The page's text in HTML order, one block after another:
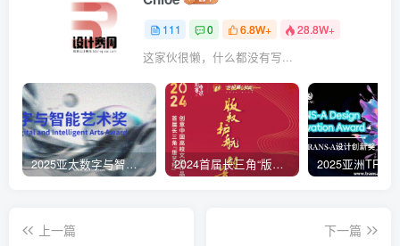
111 0 6.8W+ 28.8W+
这家伙很懒，什么都没有写...
2025亚太数字与智能艺术奖 2024首届长三角“版艺杯”创意中国 高校文创作品设计大赛
上一篇
下一篇